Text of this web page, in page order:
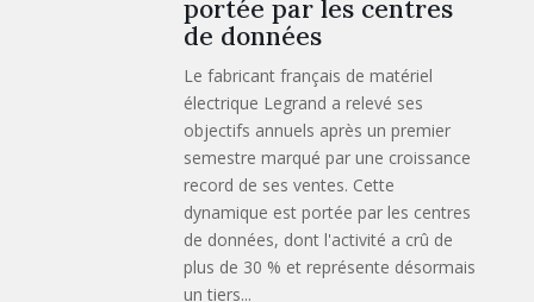
portée par les centres
de données
Le fabricant français de matériel
électrique Legrand a relevé ses
objectifs annuels après un premier
semestre marqué par une croissance
record de ses ventes. Cette
dynamique est portée par les centres
de données, dont l'activité a crû de
plus de 30 % et représente désormais
un tiers...